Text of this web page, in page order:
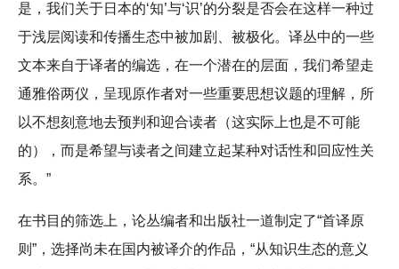
是，我们关于日本的‘知’与‘识’的分裂是否会在这样一种过
于浅层阅读和传播生态中被加剧、被极化。译丛中的一些
文本来自于译者的编选，在一个潜在的层面，我们希望走
通雅俗两仪，呈现原作者对一些重要思想议题的理解，所
以不想刻意地去预判和迎合读者（这实际上也是不可能
的），而是希望与读者之间建立起某种对话性和回应性关
系。”
在书目的筛选上，论丛编者和出版社一道制定了“首译原
则”，选择尚未在国内被译介的作品，“从知识生态的意义